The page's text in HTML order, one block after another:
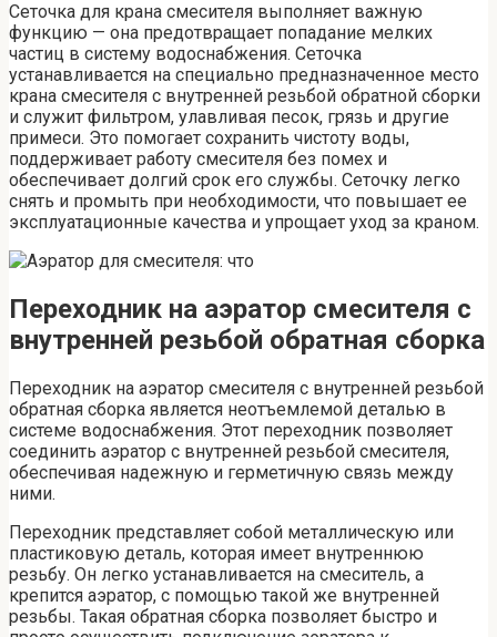
Сеточка для крана смесителя выполняет важную
функцию — она предотвращает попадание мелких
частиц в систему водоснабжения. Сеточка
устанавливается на специально предназначенное место
крана смесителя с внутренней резьбой обратной сборки
и служит фильтром, улавливая песок, грязь и другие
примеси. Это помогает сохранить чистоту воды,
поддерживает работу смесителя без помех и
обеспечивает долгий срок его службы. Сеточку легко
снять и промыть при необходимости, что повышает ее
эксплуатационные качества и упрощает уход за краном.
Переходник на аэратор смесителя с
внутренней резьбой обратная сборка
Переходник на аэратор смесителя с внутренней резьбой
обратная сборка является неотъемлемой деталью в
системе водоснабжения. Этот переходник позволяет
соединить аэратор с внутренней резьбой смесителя,
обеспечивая надежную и герметичную связь между
ними.
Переходник представляет собой металлическую или
пластиковую деталь, которая имеет внутреннюю
резьбу. Он легко устанавливается на смеситель, а
крепится аэратор, с помощью такой же внутренней
резьбы. Такая обратная сборка позволяет быстро и